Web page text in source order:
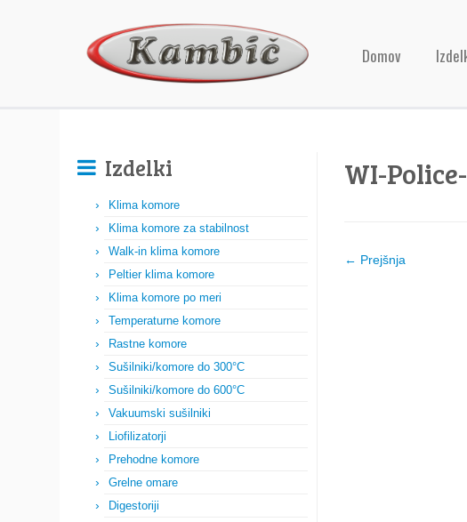
Domov
Izdelki
Klima komore
Klima komore za stabilnost
Walk-in klima komore
Peltier klima komore
Klima komore po meri
Temperaturne komore
Rastne komore
Sušilniki/komore do 300°C
Sušilniki/komore do 600°C
Vakuumski sušilniki
Liofilizatorji
Prehodne komore
Grelne omare
Digestoriji
WI-
← Prejšnja